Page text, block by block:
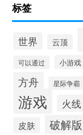
标签
世界 云顶
可以通过 小游戏
方舟 星际争霸
游戏 火线
皮肤 破解版